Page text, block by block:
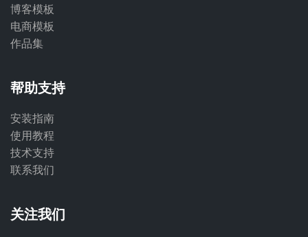
博客模板
电商模板
作品集
帮助支持
安装指南
使用教程
技术支持
联系我们
关注我们